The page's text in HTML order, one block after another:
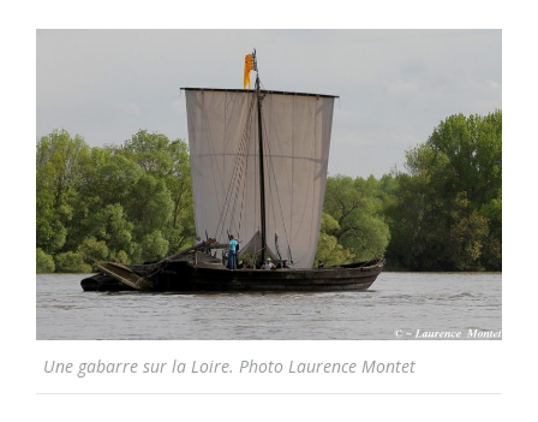
Une gabarre sur la Loire. Photo Laurence Montet